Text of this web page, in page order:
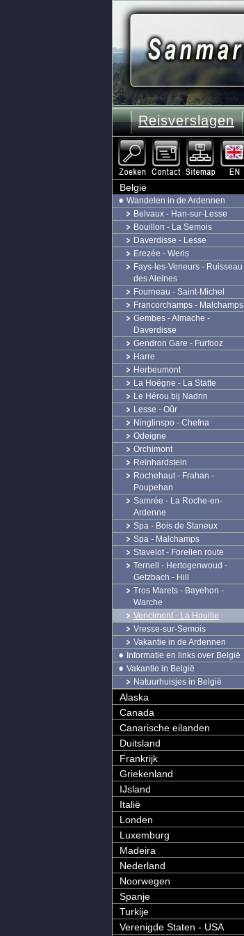
Reisverslagen
België
Wandelen in de Ardennen
Belvaux - Han-sur-Lesse
Bouillon - La Semois
Daverdisse - Lesse
Erezée - Weris
Fays-les-Veneurs - Ruisseau
des Aleines
Fourneau - Saint-Michel
Francorchamps - Malchamps
Gembes - Almache -
Daverdisse
Gendron Gare - Furfooz
Harre
Herbeumont
La Hoëgne - La Statte
Le Hérou bij Nadrin
Lesse - Oûr
Ninglinspo - Chefna
Odeigne
Orchimont
Reinhardstein
Rochehaut - Frahan -
Poupehan
Samrée - La Roche-en-
Ardenne
Spa - Bois de Staneux
Spa - Malchamps
Stavelot - Forellen route
Ternell - Hertogenwoud -
Getzbach - Hill
Tros Marets - Bayehon -
Warche
Vencimont - La Houille
Vresse-sur-Semois
Vakantie in de Ardennen
Informatie en links over België
Vakantie in België
Natuurhuisjes in België
Alaska
Canada
Canarische eilanden
Duitsland
Frankrijk
Griekenland
IJsland
Italië
Londen
Luxemburg
Madeira
Nederland
Noorwegen
Spanje
Turkije
Verenigde Staten - USA